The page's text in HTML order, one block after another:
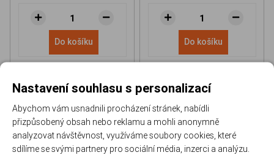
Do košíku Do košíku
Nastavení souhlasu s personalizací
Abychom vám usnadnili procházení stránek, nabídli
přizpůsobený obsah nebo reklamu a mohli anonymně
analyzovat návštěvnost, využíváme soubory cookies, které
sdílíme se svými partnery pro sociální média, inzerci a analýzu.